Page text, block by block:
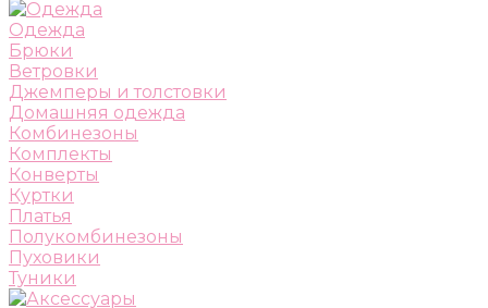
Одежда
Брюки
Ветровки
Джемперы и толстовки
Домашняя одежда
Комбинезоны
Комплекты
Конверты
Куртки
Платья
Полукомбинезоны
Пуховики
Туники